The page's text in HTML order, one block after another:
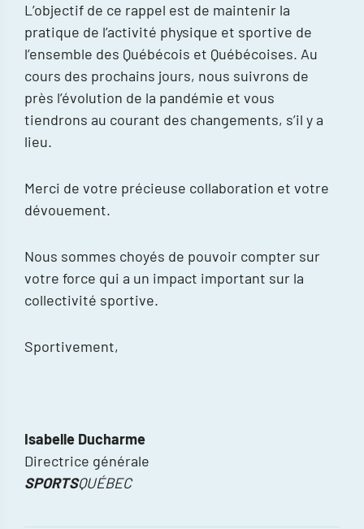
L’objectif de ce rappel est de maintenir la
pratique de l’activité physique et sportive de
l’ensemble des Québécois et Québécoises. Au
cours des prochains jours, nous suivrons de
près l’évolution de la pandémie et vous
tiendrons au courant des changements, s’il y a
lieu.
Merci de votre précieuse collaboration et votre
dévouement.
Nous sommes choyés de pouvoir compter sur
votre force qui a un impact important sur la
collectivité sportive.
Sportivement,
Isabelle Ducharme
Directrice générale
SPORTSQUÉBEC